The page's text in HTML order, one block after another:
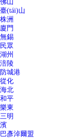
佛山
臺(tái)山
株洲
廈門
無錫
民眾
湖州
涪陵
防城港
從化
海北
和平
樂東
三明
濱
巴彥淖爾盟